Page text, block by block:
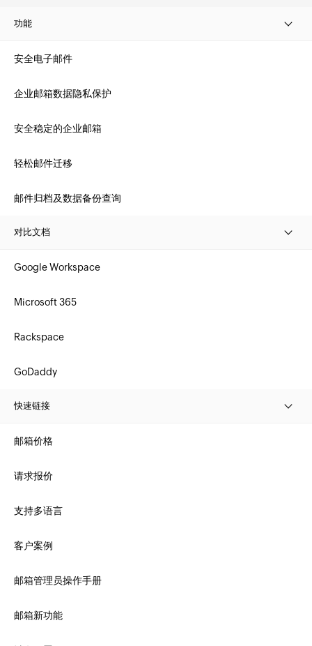
功能
安全电子邮件
企业邮箱数据隐私保护
安全稳定的企业邮箱
轻松邮件迁移
邮件归档及数据备份查询
对比文档
Google Workspace
Microsoft 365
Rackspace
GoDaddy
快速链接
邮箱价格
请求报价
支持多语言
客户案例
邮箱管理员操作手册
邮箱新功能